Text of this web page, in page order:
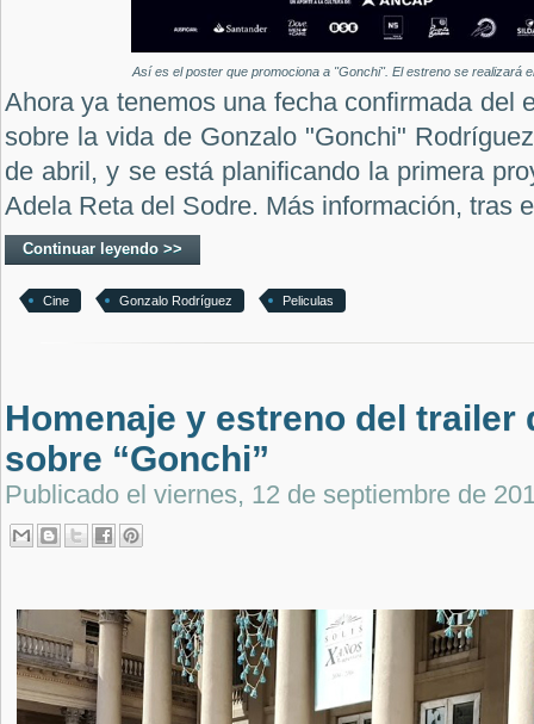
Así es el poster que promociona a "Gonchi". El estreno se realizará
Ahora ya tenemos una fecha confirmada del
sobre la vida de Gonzalo "Gonchi"
de abril, y se está planificando la primera
Adela Reta del Sodre. Más información, tras
Continuar leyendo >>
Cine Gonzalo Rodríguez Peliculas
Homenaje y estreno del trailer
sobre “Gonchi”
Publicado el viernes, 12 de septiembre de